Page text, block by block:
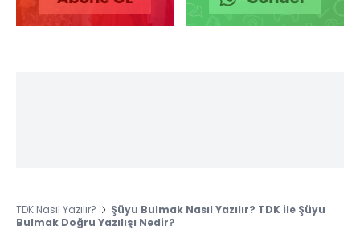
TDK Nasıl Yazılır?
Şüyu Bulmak Nasıl Yazılır? TDK ile Şüyu
Bulmak Doğru Yazılışı Nedir?